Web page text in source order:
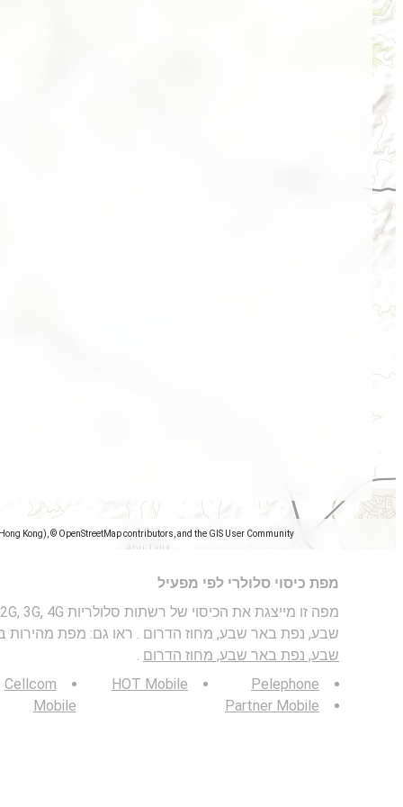
Kong), © OpenStreetMap contributors, and the GIS User Community
מפת כיסוי סלולרי לפי מפעיל
שבע, נפת באר שבע, מחוז הדרום . ראו גם: מפת מהירות
שבע, נפת באר שבע, מחוז הדרום .
Pelephone
Partner Mobile
HOT Mobile
Cellcom
Mobile